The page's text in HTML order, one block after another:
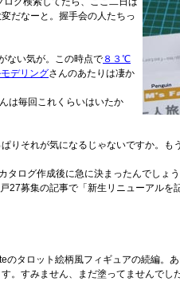
だなーと。握手会の人たちっ
ない気が。この時点で ８３℃
デリングさんのあたりは凄か
は毎回これくらいはいたか
りそれが気になるじゃないですか。も
ログ作成後に急に決まったんでしょう
募集の記事で「新生リニューアルを
タロット絵柄風フィギュアの続編。
。すみません、まだ塗ってませんでした